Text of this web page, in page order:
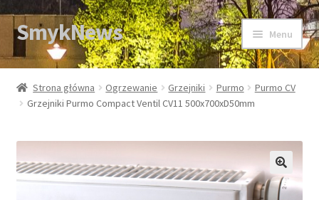
Przejdź
do
nawigacji
Przejdź
do
treści
SmykNews Menu
Strona główna
Strona główna Ogrzewanie Grzejniki Purmo
Purmo CV
Grzejniki Purmo Compact Ventil CV11 500x700xD50mm